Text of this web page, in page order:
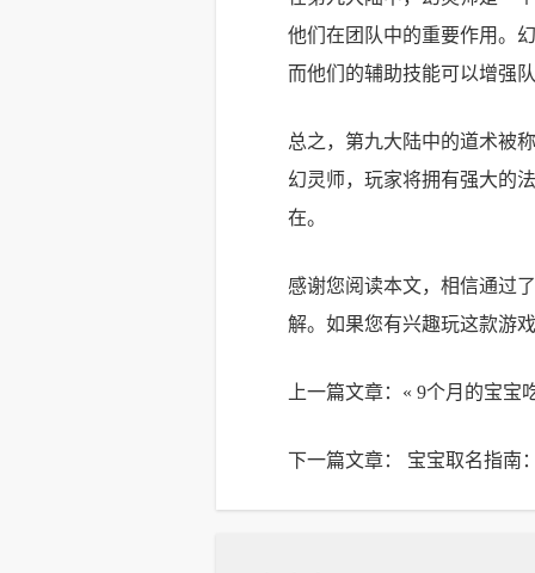
他们在团队中的重要作用。
而他们的辅助技能可以增强
总之，第九大陆中的道术被
幻灵师，玩家将拥有强大的
在。
感谢您阅读本文，相信通过
解。如果您有兴趣玩这款游
上一篇文章：«9个月的宝宝
下一篇文章： 宝宝取名指南